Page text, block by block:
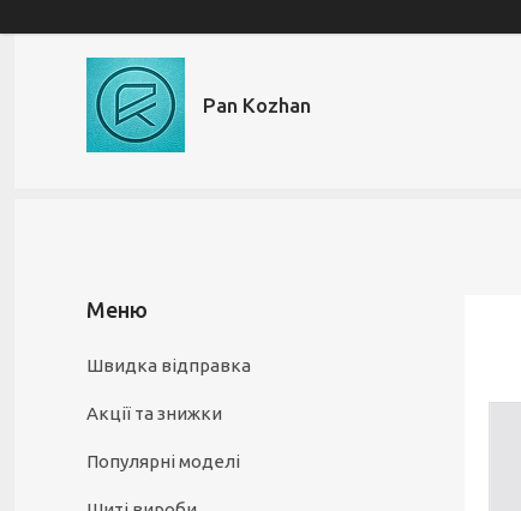
Pan Kozhan
Швидка відправка
Акції та знижки
Популярні моделі